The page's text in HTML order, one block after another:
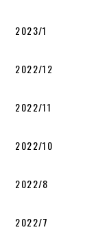
2023/1
2022/12
2022/11
2022/10
2022/8
2022/7